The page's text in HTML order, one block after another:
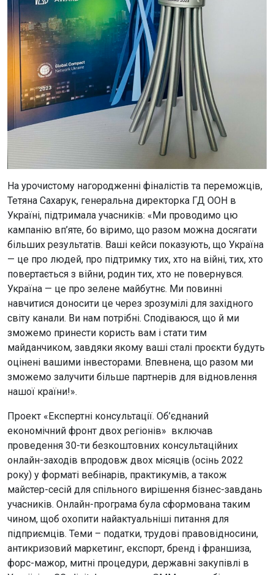
На урочистому нагородженні фіналістів та переможців,
Тетяна Сахарук, генеральна директорка ГД ООН в
Україні, підтримала учасників: «Ми проводимо цю
кампанію вп’яте, бо віримо, що разом можна досягати
більших результатів. Ваші кейси показують, що Україна
— це про людей, про підтримку тих, хто на війні, тих, хто
повертається з війни, родин тих, хто не повернувся.
Україна — це про зелене майбутнє. Ми повинні
навчитися доносити це через зрозумілі для західного
світу канали. Ви нам потрібні. Сподіваюся, що й ми
зможемо принести користь вам і стати тим
майданчиком, завдяки якому ваші сталі проєкти будуть
оцінені вашими інвесторами. Впевнена, що разом ми
зможемо залучити більше партнерів для відновлення
нашої країни!».
Проект «Експертні консультації. Об’єднаний
економічний фронт двох регіонів» включав
проведення 30-ти безкоштовних консультаційних
онлайн-заходів впродовж двох місяців (осінь 2022
року) у форматі вебінарів, практикумів, а також
майстер-сесій для спільного вирішення бізнес-завдань
учасників. Онлайн-програма була сформована таким
чином, щоб охопити найактуальніші питання для
підприємців. Теми – податки, трудові правовідносини,
антикризовий маркетинг, експорт, бренд і франшиза,
форс-мажор, митні процедури, державні закупівлі в